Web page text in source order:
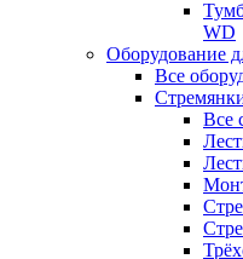
WD
Оборудование
Все
Все